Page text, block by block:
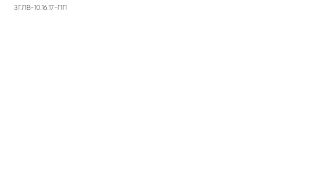
ЗГЛВ-10.16.17-ПП